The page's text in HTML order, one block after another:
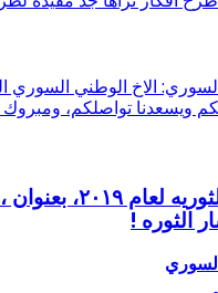
الاخ الوطني السوري
ويسعدنا تواصلكم، ومبروك
من ذاكرتنا الثوريه
الثوره !